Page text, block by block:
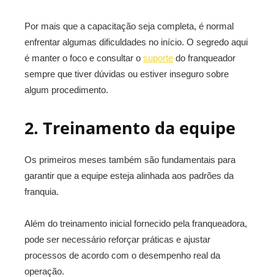
Por mais que a capacitação seja completa, é normal
enfrentar algumas dificuldades no início. O segredo aqui
é manter o foco e consultar o suporte do franqueador
sempre que tiver dúvidas ou estiver inseguro sobre
algum procedimento.
2. Treinamento da equipe
Os primeiros meses também são fundamentais para
garantir que a equipe esteja alinhada aos padrões da
franquia.
Além do treinamento inicial fornecido pela franqueadora,
pode ser necessário reforçar práticas e ajustar
processos de acordo com o desempenho real da
operação.